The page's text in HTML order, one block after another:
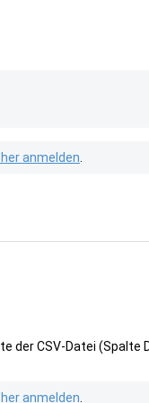
anmelden
der CSV-Datei (Spalte
anmelden